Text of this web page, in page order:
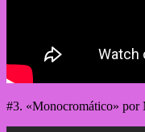
#3. «Monocromático» por